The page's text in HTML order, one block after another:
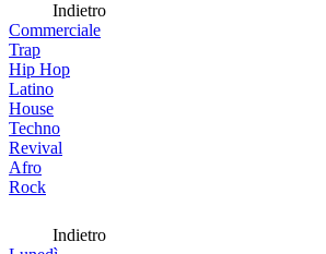
Indietro
Commerciale
Trap
Hip Hop
Latino
House
Techno
Revival
Afro
Rock
Indietro